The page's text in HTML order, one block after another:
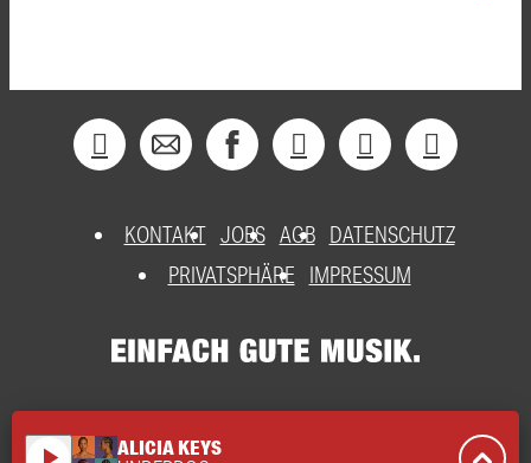
KONTAKT JOBS AGB DATENSCHUTZ
PRIVATSPHÄRE
IMPRESSUM
ALICIA KEYS